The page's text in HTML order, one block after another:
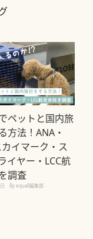
ペットと国内旅
方法！ANA・
カイマーク・ス
イヤー・LCC航
調査
By equall編集部